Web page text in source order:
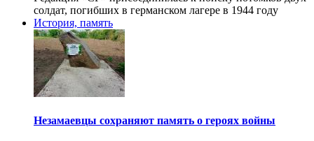
солдат, погибших в германском лагере в 1944 году
История, память
Незамаевцы сохраняют память о героях войны